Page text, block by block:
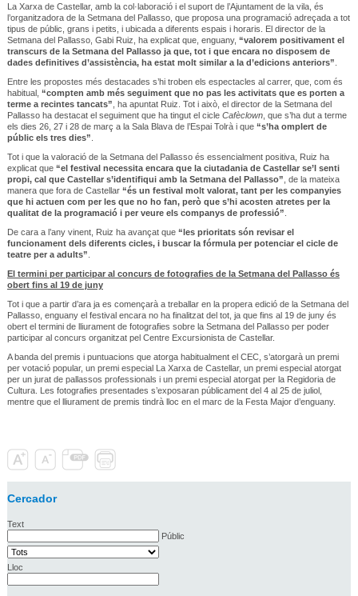
La Xarxa de Castellar, amb la col·laboració i el suport de l’Ajuntament de la vila, és
l’organitzadora de la Setmana del Pallasso, que proposa una programació adreçada a tot
tipus de públic, grans i petits, i ubicada a diferents espais i horaris. El director de la
Setmana del Pallasso, Gabi Ruiz, ha explicat que, enguany, “valorem positivament el
transcurs de la Setmana del Pallasso ja que, tot i que encara no disposem de
dades definitives d’assistència, ha estat molt similar a la d’edicions anteriors”
Entre les propostes més destacades s’hi troben els espectacles al carrer, que, com és
habitual, “compten amb més seguiment que no pas les activitats que es porten a
terme a recintes tancats” , ha apuntat Ruiz. Tot i això, el director de la Setmana del
Pallasso ha destacat el seguiment que ha tingut el cicle Cafèclown, que s’ha dut a terme
els dies 26, 27 i 28 de març a la Sala Blava de l’Espai Tolrà i que “s’ha omplert de
públic els tres dies”
Tot i que la valoració de la Setmana del Pallasso és essencialment positiva, Ruiz ha
explicat que “el festival necessita encara que la ciutadania de Castellar se’l senti
propi, cal que Castellar s’identifiqui amb la Setmana del Pallasso” , de la mateixa
manera que fora de Castellar “és un festival molt valorat, tant per les companyies
que hi actuen com per les que no ho fan, però que s’hi acosten atretes per la
qualitat de la programació i per veure els companys de professió”
De cara a l’any vinent, Ruiz ha avançat que “les prioritats són revisar el
funcionament dels diferents cicles, i buscar la fórmula per potenciar el cicle de
teatre per a adults”
El termini per participar al concurs de fotografies de la Setmana del Pallasso és
obert fins al 19 de juny
Tot i que a partir d’ara ja es començarà a treballar en la propera edició de la Setmana del
Pallasso, enguany el festival encara no ha finalitzat del tot, ja que fins al 19 de juny és
obert el termini de lliurament de fotografies sobre la Setmana del Pallasso per poder
participar al concurs organitzat pel Centre Excursionista de Castellar.
A banda del premis i puntuacions que atorga habitualment el CEC, s’atorgarà un premi
per votació popular, un premi especial La Xarxa de Castellar, un premi especial atorgat
per un jurat de pallassos professionals i un premi especial atorgat per la Regidoria de
Cultura. Les fotografies presentades s’exposaran públicament del 4 al 25 de juliol,
mentre que el lliurament de premis tindrà lloc en el marc de la Festa Major d’enguany.
Cercador
Text
Públic
Lloc